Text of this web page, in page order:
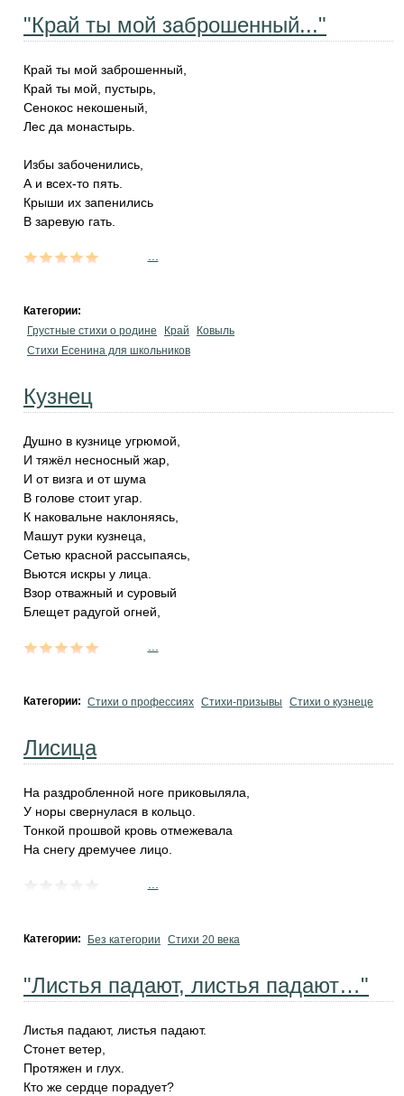
"Край ты мой заброшенный..."
Край ты мой заброшенный,
Край ты мой, пустырь,
Сенокос некошеный,
Лес да монастырь.
Избы забоченились,
А и всех-то пять.
Крыши их запенились
В заревую гать.
Категории:
Грустные стихи о родине
Край
Ковыль
Стихи Есенина для школьников
Кузнец
Душно в кузнице угрюмой,
И тяжёл несносный жар,
И от визга и от шума
В голове стоит угар.
К наковальне наклоняясь,
Машут руки кузнеца,
Сетью красной рассыпаясь,
Вьются искры у лица.
Взор отважный и суровый
Блещет радугой огней,
Категории: Стихи о профессиях Стихи-призывы Стихи о кузнеце
Лисица
На раздробленной ноге приковыляла,
У норы свернулася в кольцо.
Тонкой прошвой кровь отмежевала
На снегу дремучее лицо.
Категории: Без категории Стихи 20 века
"Листья падают, листья падают…"
Листья падают, листья падают.
Стонет ветер,
Протяжен и глух.
Кто же сердце порадует?